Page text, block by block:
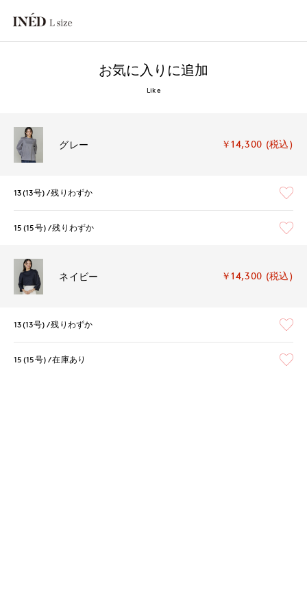
お気に入りに追加
Like
グレー ￥14,300 (税込)
13(13号) 残りわずか
15(15号) 残りわずか
ネイビー ￥14,300 (税込)
13(13号) 残りわずか
15(15号) 在庫あり